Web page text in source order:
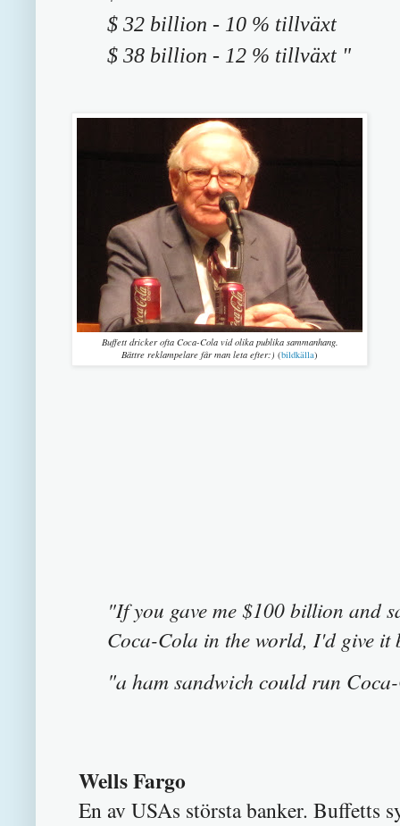
$ 32 billion - 10 % tillväxt
$ 38 billion - 12 % tillväxt "
Buffett dricker ofta Coca-Cola vid olika publika sammanhang.
Bättre reklampelare får man leta efter:) (bildkälla)
"If you gave me $100 billion and
Coca-Cola in the world, I'd give it
"a ham sandwich could run
Wells Fargo
En av USAs största banker. Buffetts